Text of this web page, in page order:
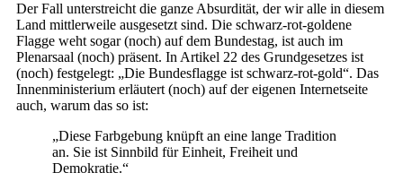
Der Fall unterstreicht die ganze Absurdität, der wir alle in diesem
Land mittlerweile ausgesetzt sind. Die schwarz-rot-goldene
Flagge weht sogar (noch) auf dem Bundestag, ist auch im
Plenarsaal (noch) präsent. In Artikel 22 des Grundgesetzes ist
(noch) festgelegt: „Die Bundesflagge ist schwarz-rot-gold“. Das
Innenministerium erläutert (noch) auf der eigenen Internetseite
auch, warum das so ist:
„Diese Farbgebung knüpft an eine lange Tradition
an. Sie ist Sinnbild für Einheit, Freiheit und
Demokratie.“